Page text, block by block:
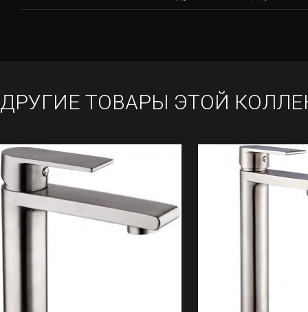
ДРУГИЕ ТОВАРЫ ЭТОЙ